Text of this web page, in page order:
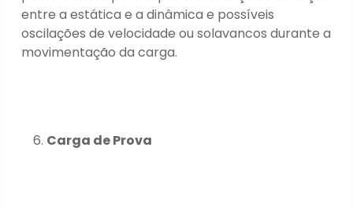
entre a estática e a dinâmica e possíveis
oscilações de velocidade ou solavancos durante a
movimentação da carga.
Carga de Prova